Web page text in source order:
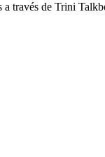
través de Trini